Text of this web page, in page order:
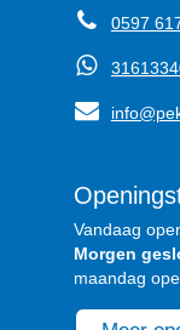
0597
Vandaag
Morgen
maandag